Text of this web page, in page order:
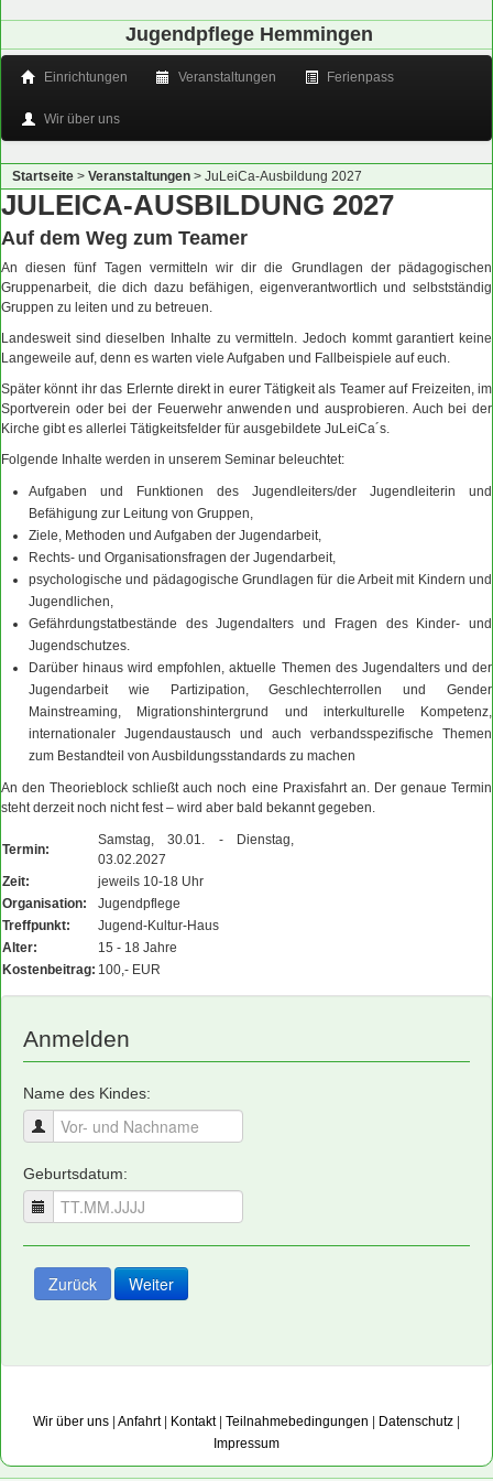
Jugendpflege Hemmingen
Einrichtungen Veranstaltungen Ferienpass
Wir über uns
Startseite > Veranstaltungen > JuLeiCa-Ausbildung 2027
JULEICA-AUSBILDUNG 2027
Auf dem Weg zum Teamer
An diesen fünf Tagen vermitteln wir dir die Grundlagen der pädagogischen
Gruppenarbeit, die dich dazu befähigen, eigenverantwortlich und selbstständig
Gruppen zu leiten und zu betreuen.
Landesweit sind dieselben Inhalte zu vermitteln. Jedoch kommt garantiert keine
Langeweile auf, denn es warten viele Aufgaben und Fallbeispiele auf euch.
Später könnt ihr das Erlernte direkt in eurer Tätigkeit als Teamer auf Freizeiten, im
Sportverein oder bei der Feuerwehr anwenden und ausprobieren. Auch bei der
Kirche gibt es allerlei Tätigkeitsfelder für ausgebildete JuLeiCa´s.
Folgende Inhalte werden in unserem Seminar beleuchtet:
Aufgaben und Funktionen des Jugendleiters/der Jugendleiterin und
Befähigung zur Leitung von Gruppen,
Ziele, Methoden und Aufgaben der Jugendarbeit,
Rechts- und Organisationsfragen der Jugendarbeit,
psychologische und pädagogische Grundlagen für die Arbeit mit Kindern und
Jugendlichen,
Gefährdungstatbestände des Jugendalters und Fragen des Kinder- und
Jugendschutzes.
Darüber hinaus wird empfohlen, aktuelle Themen des Jugendalters und der
Jugendarbeit wie Partizipation, Geschlechterrollen und Gender
Mainstreaming, Migrationshintergrund und interkulturelle Kompetenz,
internationaler Jugendaustausch und auch verbandsspezifische Themen
zum Bestandteil von Ausbildungsstandards zu machen
An den Theorieblock schließt auch noch eine Praxisfahrt an. Der genaue Termin
steht derzeit noch nicht fest – wird aber bald bekannt gegeben.
Termin:
Samstag, 30.01. - Dienstag,
03.02.2027
Zeit:
jeweils 10-18 Uhr
Organisation:
Jugendpflege
Treffpunkt:
Jugend-Kultur-Haus
Alter:
15 - 18 Jahre
Kostenbeitrag: 100,- EUR
Anmelden
Name des Kindes:
Geburtsdatum:
Zurück Weiter
Wir über uns Anfahrt| Kontakt| Teilnahmebedingungen Datenschutz
Impressum